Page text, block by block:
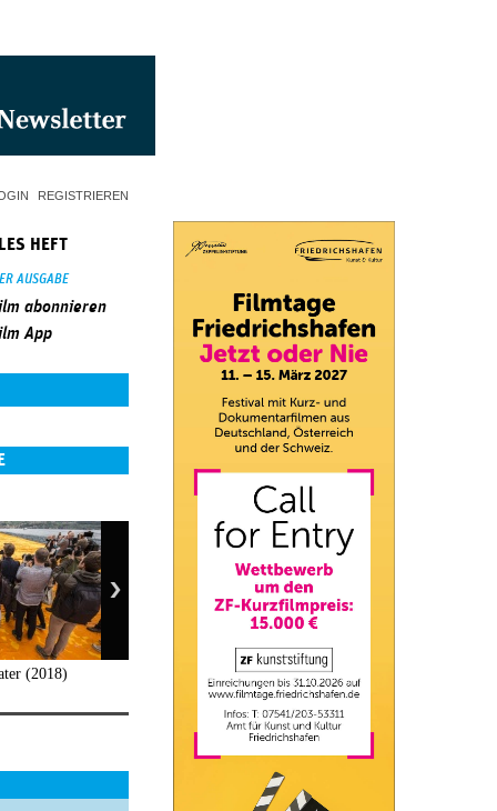
REGISTRIEREN
HEFT
AUSGABE
abonnieren
App
(2018)